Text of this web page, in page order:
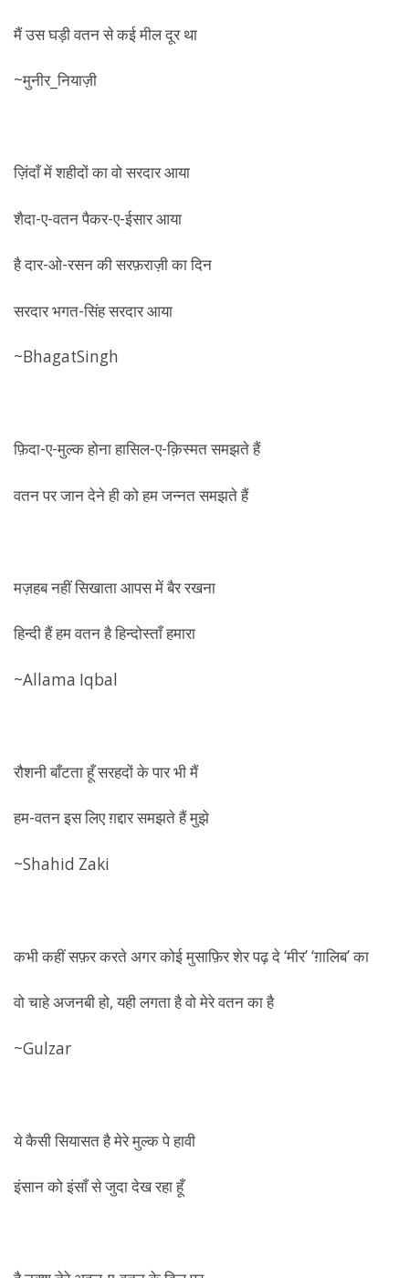
मैं उस घड़ी वतन से कई मील दूर था
~मुनीर_नियाज़ी
ज़िंदाँ में शहीदों का वो सरदार आया
शैदा-ए-वतन पैकर-ए-ईसार आया
है दार-ओ-रसन की सरफ़राज़ी का दिन
सरदार भगत-सिंह सरदार आया
~BhagatSingh
फ़िदा-ए-मुल्क होना हासिल-ए-क़िस्मत समझते हैं
वतन पर जान देने ही को हम जन्नत समझते हैं
मज़हब नहीं सिखाता आपस में बैर रखना
हिन्दी हैं हम वतन है हिन्दोस्ताँ हमारा
~Allama Iqbal
रौशनी बाँटता हूँ सरहदों के पार भी मैं
हम-वतन इस लिए ग़द्दार समझते हैं मुझे
~Shahid Zaki
कभी कहीं सफ़र करते अगर कोई मुसाफ़िर शेर पढ़ दे ‘मीर’ ‘ग़ालिब’ का
वो चाहे अजनबी हो, यही लगता है वो मेरे वतन का है
~Gulzar
‏ये कैसी सियासत है मेरे मुल्क पे हावी
इंसान को इंसाँ से जुदा देख रहा हूँ